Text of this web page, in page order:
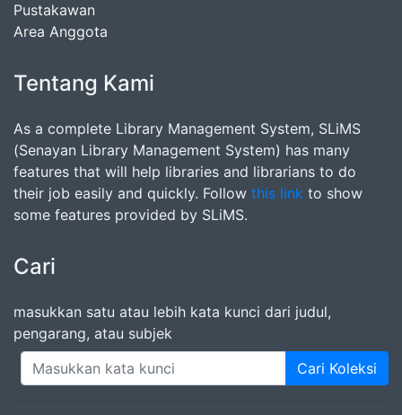
Pustakawan
Area Anggota
Tentang Kami
As a complete Library Management System, SLiMS
(Senayan Library Management System) has many
features that will help libraries and librarians to do
their job easily and quickly. Follow this link to show
some features provided by SLiMS.
Cari
masukkan satu atau lebih kata kunci dari judul,
pengarang, atau subjek
Cari Koleksi